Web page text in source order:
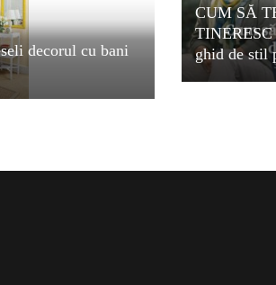
decorul cu bani
CUM SĂ
ghid de stil